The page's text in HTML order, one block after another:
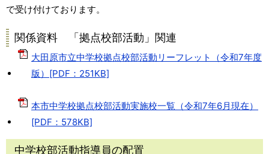
で受け付けております。
関係資料 「拠点校部活動」関連
大田原市立中学校拠点校部活動リーフレット（令和7年度
版）[PDF：251KB]
本市中学校拠点校部活動実施校一覧（令和7年6月現在）
[PDF：578KB]
中学校部活動指導員の配置